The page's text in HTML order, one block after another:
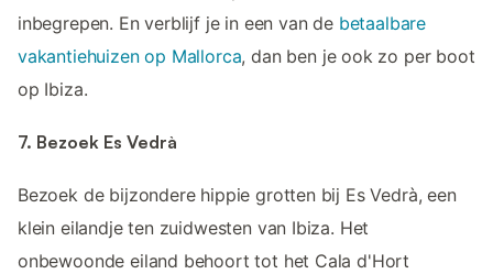
inbegrepen. En verblijf je in een van de betaalbare
vakantiehuizen op Mallorca, dan ben je ook zo per boot
op Ibiza.
7. Bezoek Es Vedrà
Bezoek de bijzondere hippie grotten bij Es Vedrà, een
klein eilandje ten zuidwesten van Ibiza. Het
onbewoonde eiland behoort tot het Cala d'Hort